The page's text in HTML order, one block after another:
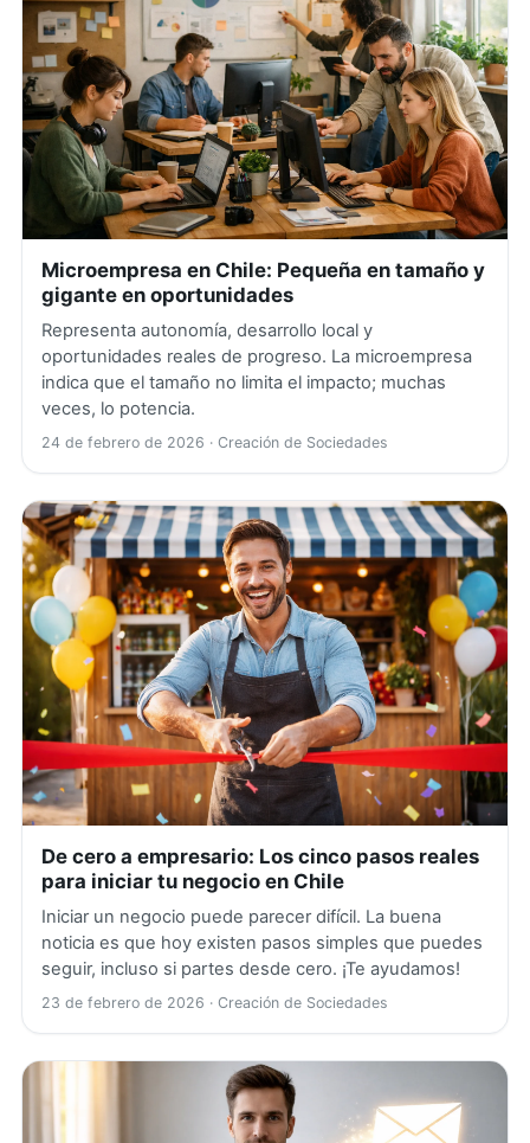
Microempresa en Chile: Pequeña en tamaño y
gigante en oportunidades
Representa autonomía, desarrollo local y
oportunidades reales de progreso. La microempresa
indica que el tamaño no limita el impacto; muchas
veces, lo potencia.
24 de febrero de 2026 · Creación de Sociedades
De cero a empresario: Los cinco pasos reales
para iniciar tu negocio en Chile
Iniciar un negocio puede parecer difícil. La buena
noticia es que hoy existen pasos simples que puedes
seguir, incluso si partes desde cero. ¡Te ayudamos!
23 de febrero de 2026 · Creación de Sociedades